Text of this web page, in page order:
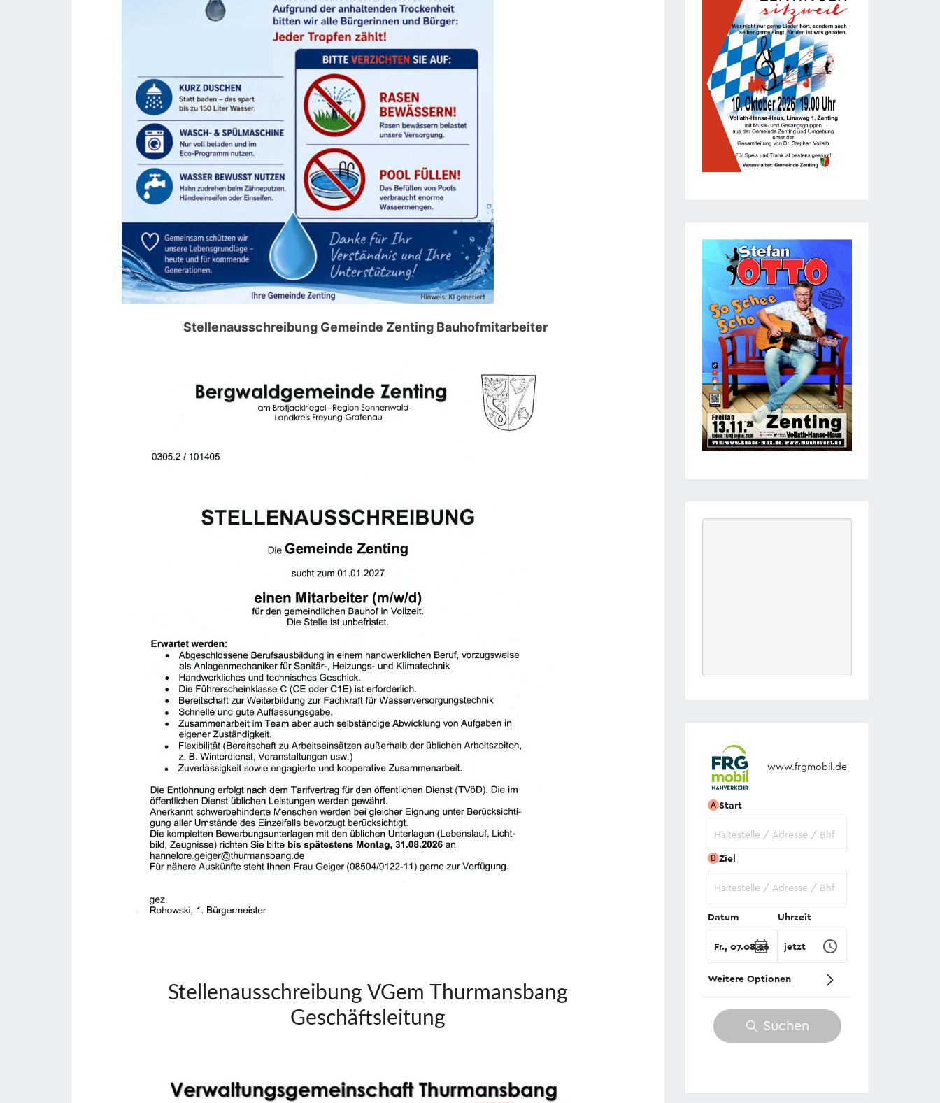
Stellenausschreibung Gemeinde Zenting Bauhofmitarbeiter
Stellenausschreibung VGem Thurmansbang
Geschäftsleitung